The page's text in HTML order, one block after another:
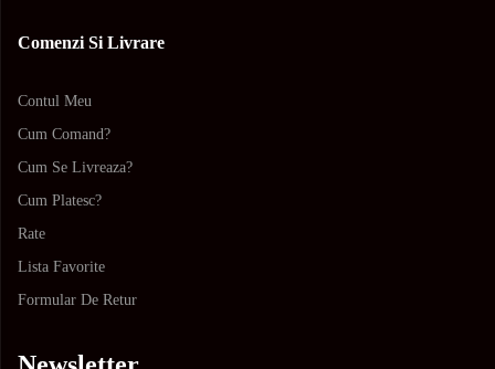
Comenzi Si Livrare
Contul Meu
Cum Comand?
Cum Se Livreaza?
Cum Platesc?
Rate
Lista Favorite
Formular De Retur